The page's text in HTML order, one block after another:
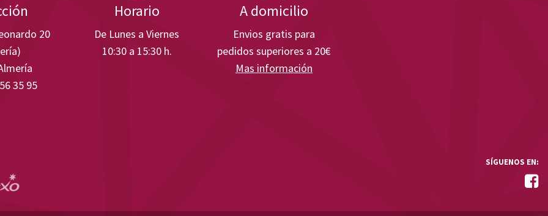
20
35 95
Horario
De Lunes a Viernes
10:30 a 15:30 h.
A domicilio
Envios gratis para
pedidos superiores a 20€
Mas información
SÍGUENOS EN: